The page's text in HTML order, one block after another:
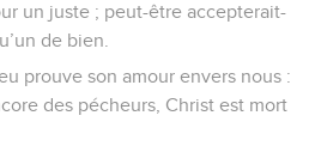
un juste ; peut-être accepterait-
de bien.
prouve son amour envers nous :
des pécheurs, Christ est mort